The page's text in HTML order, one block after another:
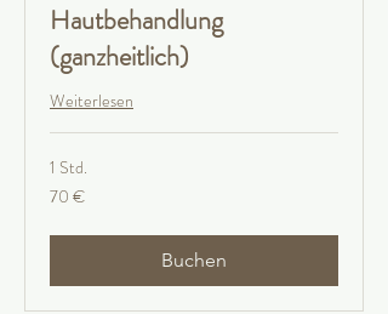
Hautbehandlung
(ganzheitlich)
Weiterlesen
1 Std.
70
Euro
70 €
Buchen